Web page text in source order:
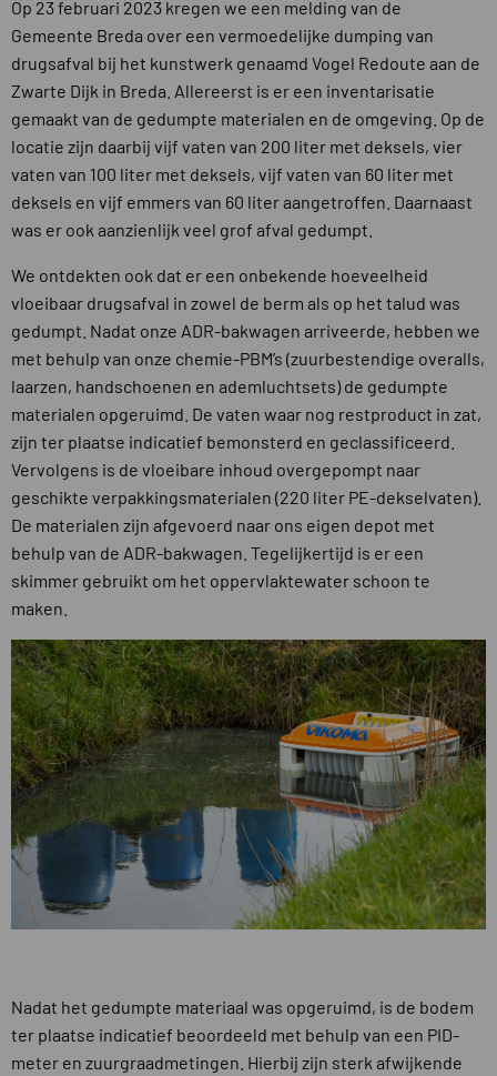
Op 23 februari 2023 kregen we een melding van de
Gemeente Breda over een vermoedelijke dumping van
drugsafval bij het kunstwerk genaamd Vogel Redoute aan de
Zwarte Dijk in Breda. Allereerst is er een inventarisatie
gemaakt van de gedumpte materialen en de omgeving. Op de
locatie zijn daarbij vijf vaten van 200 liter met deksels, vier
vaten van 100 liter met deksels, vijf vaten van 60 liter met
deksels en vijf emmers van 60 liter aangetroffen. Daarnaast
was er ook aanzienlijk veel grof afval gedumpt.
We ontdekten ook dat er een onbekende hoeveelheid
vloeibaar drugsafval in zowel de berm als op het talud was
gedumpt. Nadat onze ADR-bakwagen arriveerde, hebben we
met behulp van onze chemie-PBM’s (zuurbestendige overalls,
laarzen, handschoenen en ademluchtsets) de gedumpte
materialen opgeruimd. De vaten waar nog restproduct in zat,
zijn ter plaatse indicatief bemonsterd en geclassificeerd.
Vervolgens is de vloeibare inhoud overgepompt naar
geschikte verpakkingsmaterialen (220 liter PE-dekselvaten).
De materialen zijn afgevoerd naar ons eigen depot met
behulp van de ADR-bakwagen. Tegelijkertijd is er een
skimmer gebruikt om het oppervlaktewater schoon te
maken.
Nadat het gedumpte materiaal was opgeruimd, is de bodem
ter plaatse indicatief beoordeeld met behulp van een PID-
meter en zuurgraadmetingen. Hierbij zijn sterk afwijkende